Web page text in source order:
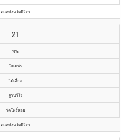
คณะจังหวัดพิจิตร
21
พระ
ใจเพชร
ไม้เลี้ยง
ฐานวีโร
วัดโพธิ์ลอย
คณะจังหวัดพิจิตร